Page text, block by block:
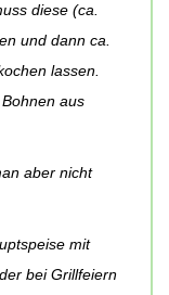
diese (ca.
und dann ca.
lassen.
aus
aber nicht
mit
bei Grillfeiern